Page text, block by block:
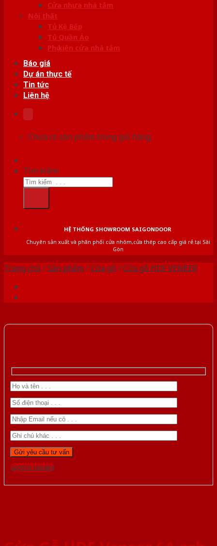
Cửa nhựa nhà tắm
Nội thất
Tủ Kệ Bếp
Tủ Quần Áo
Phụ kiện cửa nhà tắm
Báo giá
Dự án thực tế
Tin tức
Liên hệ
Chưa có sản phẩm trong giỏ hàng.
Tìm kiếm:
HỆ THỐNG SHOWROOM SAIGONDOOR
Chuyên sản xuất và phân phối cửa nhôm,cửa thép cao cấp giá rẻ tại Sài
Gòn
Trang chủ /Sản phẩm /Cửa gỗ /Cửa gỗ HDF VENEER
Gọi 0976.169.864